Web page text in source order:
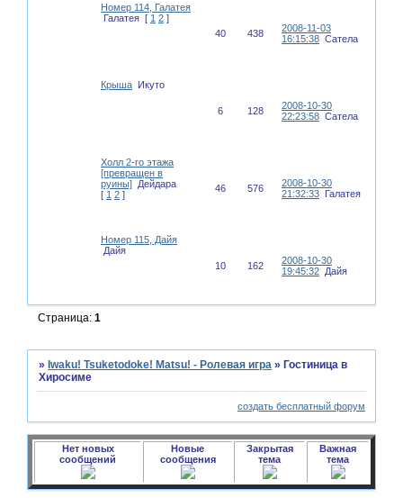
Номер 114, Галатея
Галатея [ 1 2 ]
40
438
2008-11-03
16:15:38 Сатела
Крыша Икуто
6 128
2008-10-30
22:23:58 Сатела
Холл 2-го этажа
[превращен в
руины] Дейдара
[ 1 2 ]
46 576
2008-10-30
21:32:33 Галатея
Номер 115, Дайя
Дайя
10
162
2008-10-30
19:45:32 Дайя
Страница:1
» Iwaku! Tsuketodoke! Matsu! - Ролевая игра » Гостиница в
Хиросиме
создать бесплатный форум
Нет новых
сообщений
Новые
сообщения
Закрытая
тема
Важная
тема